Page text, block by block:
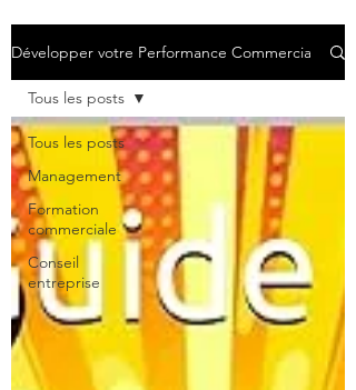
Développer votre Performance Commerciale
Tous les posts
Management
Formation
commerciale
Conseil
entreprise
Tous les posts